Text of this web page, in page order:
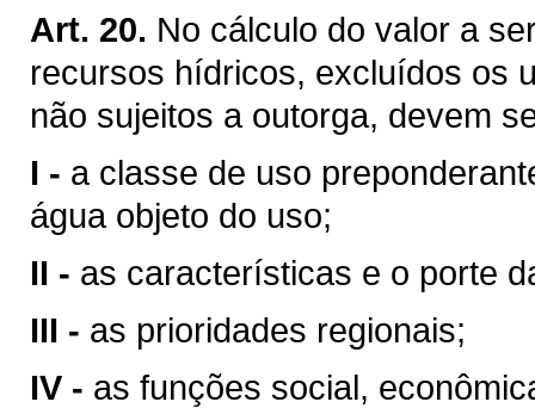
Art. 20. No cálculo do valor a
recursos hídricos, excluídos os
não sujeitos a outorga, devem
I - a classe de uso
água objeto do uso;
II - as características e o porte
III - as prioridades regionais;
IV - as funções social,